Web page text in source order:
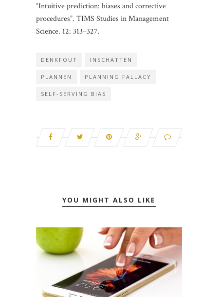
“Intuitive prediction: biases and corrective
procedures”. TIMS Studies in Management
Science. 12: 313–327.
DENKFOUT INSCHATTEN
PLANNEN PLANNING FALLACY
SELF-SERVING BIAS
YOU MIGHT ALSO LIKE